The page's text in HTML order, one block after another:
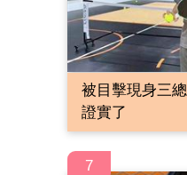
被目擊現身三
證實了
7